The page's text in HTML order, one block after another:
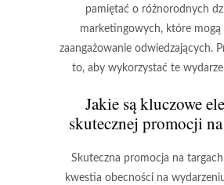
pamiętać o różnorodnych
marketingowych, które mogą
zaangażowanie odwiedzających.
to, aby wykorzystać te
Jakie są kluczowe
skutecznej promocji
Skuteczna promocja na
kwestia obecności na